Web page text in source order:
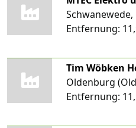
Entfernung:
Tim Wöbken
Oldenburg
Entfernung: